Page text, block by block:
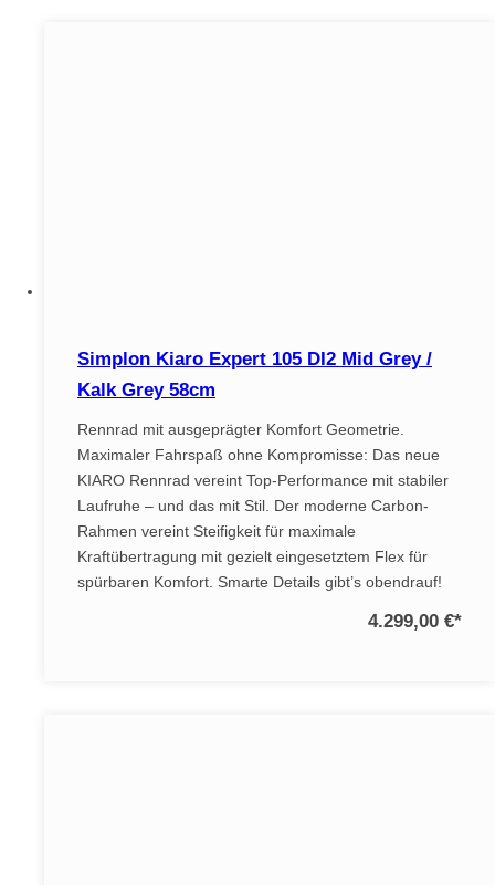
Simplon Kiaro Expert 105 DI2 Mid Grey /
Kalk Grey 58cm
Rennrad mit ausgeprägter Komfort Geometrie.
Maximaler Fahrspaß ohne Kompromisse: Das neue
KIARO Rennrad vereint Top-Performance mit stabiler
Laufruhe – und das mit Stil. Der moderne Carbon-
Rahmen vereint Steifigkeit für maximale
Kraftübertragung mit gezielt eingesetztem Flex für
spürbaren Komfort. Smarte Details gibt’s obendrauf!
4.299,00 €*